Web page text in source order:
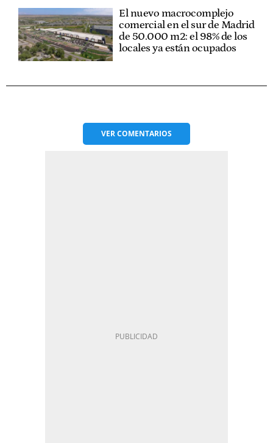
El nuevo macrocomplejo
comercial en el sur de Madrid
de 50.000 m2: el 98% de los
locales ya están ocupados
VERCOMENTARIOS